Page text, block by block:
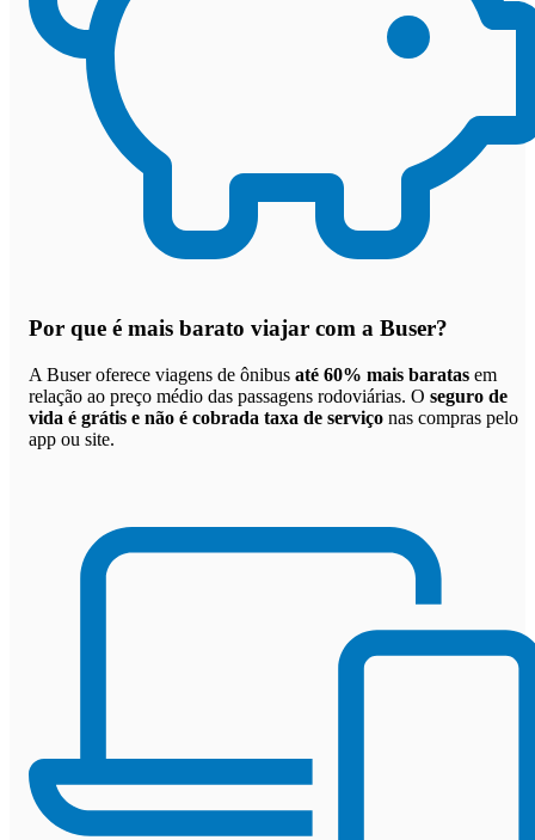
Por que é mais barato viajar com a Buser?
A Buser oferece viagens de ônibus até 60% mais baratas em
relação ao preço médio das passagens rodoviárias. O seguro de
vida é grátis e não é cobrada taxa de serviço nas compras pelo
app ou site.